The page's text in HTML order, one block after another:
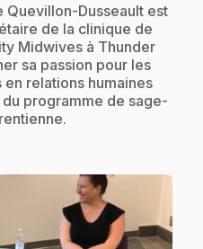
Quevillon-Dusseault est
de la clinique de
Midwives à Thunder
sa passion pour les
relations humaines
programme de sage-